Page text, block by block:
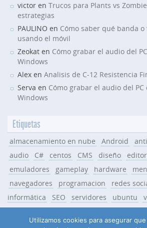
victor en Trucos para Plants vs
estrategias
PAULINO en Cómo saber qué banda
usando el móvil
Zeokat en Cómo grabar el audio del
Windows
Alex en Analisis de C-12 Resistencia
Serva en Cómo grabar el audio del
Windows
Etiquetas
almacenamiento en nube Android
audio
C# centos CMS diseño
emuladores
gameplay hardware
navegadores
programacion redes
informática
SEO servidores ubuntu
Utilizamos cookies para asegurar